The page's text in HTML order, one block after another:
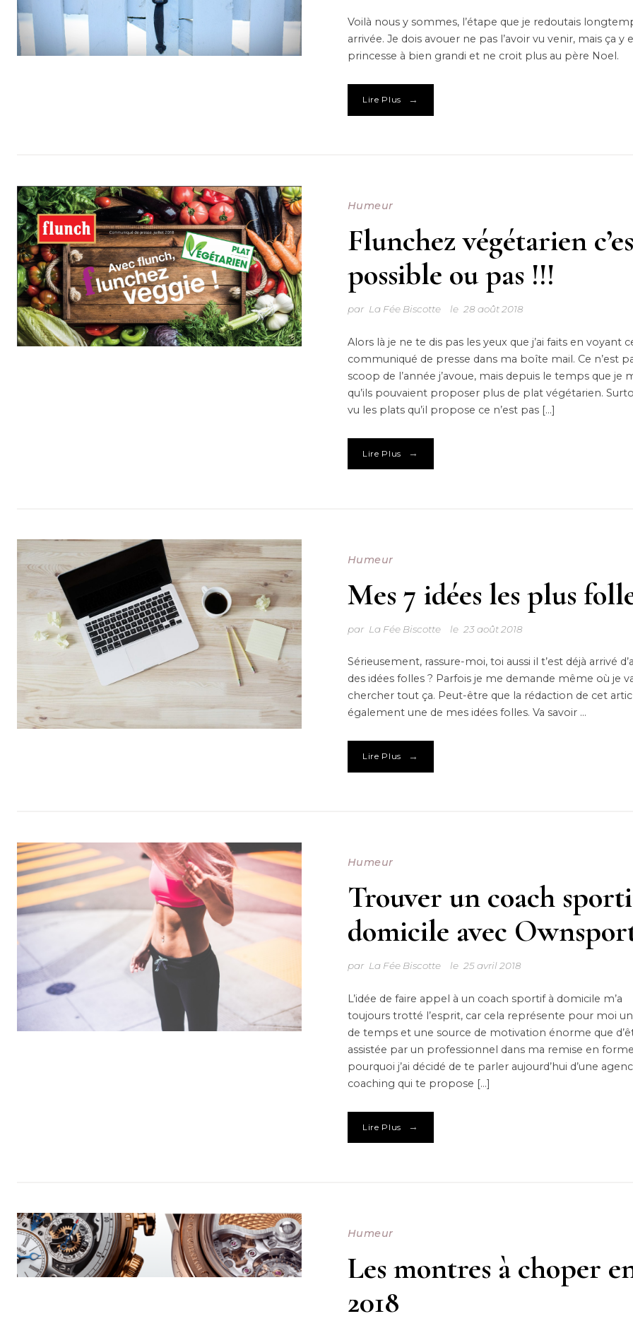
Voilà nous y sommes, l’étape que je redoutais
arrivée. Je dois avouer ne pas l’avoir vu venir, mais ça y
princesse à bien grandi et ne croit plus au père Noel.
Lire Plus →
Humeur
Flunchez végétarien
possible ou pas !!!
par La Fée Biscotte le 28 août 2018
Alors là je ne te dis pas les yeux que j’ai faits en voyant
communiqué de presse dans ma boîte mail. Ce n’est
scoop de l’année j’avoue, mais depuis le temps que je
qu’ils pouvaient proposer plus de plat végétarien.
vu les plats qu’il propose ce n’est pas […]
Lire Plus →
Humeur
Mes 7 idées les plus
par La Fée Biscotte le 23 août 2018
Sérieusement, rassure-moi, toi aussi il t’est déjà arrivé
des idées folles ? Parfois je me demande même où je
chercher tout ça. Peut-être que la rédaction de cet
également une de mes idées folles. Va savoir …
Lire Plus →
Humeur
Trouver un coach
domicile avec
par La Fée Biscotte le 25 avril 2018
L’idée de faire appel à un coach sportif à domicile m’a
toujours trotté l’esprit, car cela représente pour moi
de temps et une source de motivation énorme que
assistée par un professionnel dans ma remise en
pourquoi j’ai décidé de te parler aujourd’hui d’une
coaching qui te propose […]
Lire Plus →
Humeur
Les montres à choper
2018